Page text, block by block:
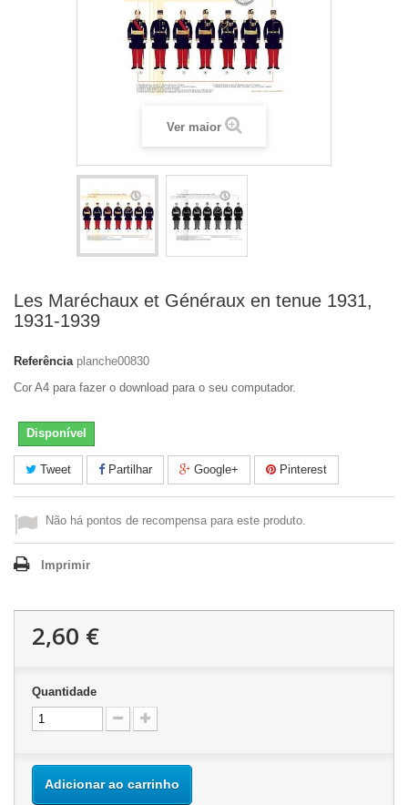
Ver maior
Les Maréchaux et Généraux en tenue 1931,
1931-1939
Referência planche00830
Cor A4 para fazer o download para o seu computador.
Disponível
Tweet Partilhar Google+ Pinterest
Não há pontos de recompensa para este produto.
Imprimir
2,60 €
Quantidade
Adicionar ao carrinho